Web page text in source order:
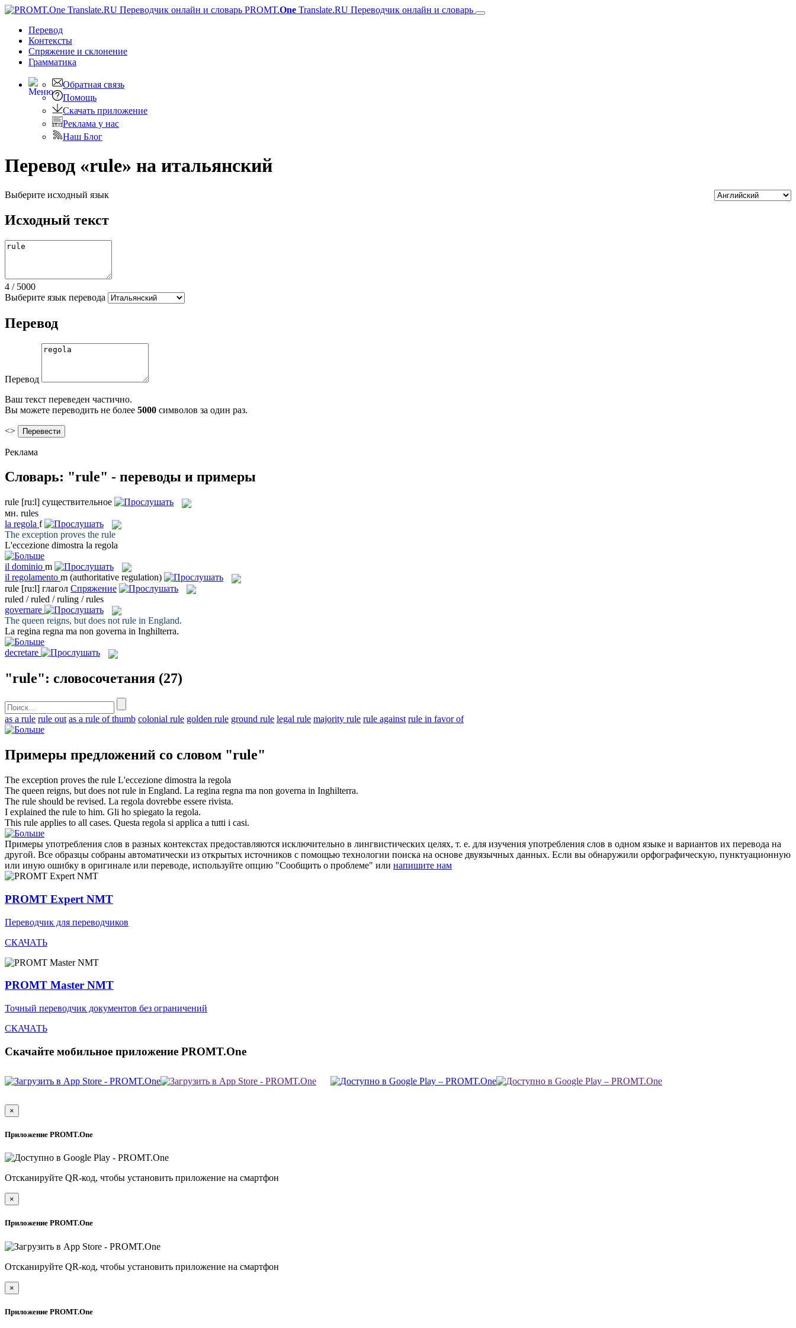
PROMT.One Translate.RU Переводчик онлайн и словарь
Перевод
Контексты
Спряжение и склонение
Грамматика
Обратная связь
Помощь
Скачать приложение
Реклама у нас
Наш Блог
Перевод «rule» на итальянский
Выберите исходный язык
Исходный текст
4 / 5000
Выберите язык перевода
Перевод
Перевод
Ваш текст переведен частично.
Вы можете переводить не более 5000 символов за один раз.
<>
Реклама
Словарь: "rule" - переводы и примеры
rule [ru:l] существительное
мн. rules
la regola f
The exception proves the rule
L'eccezione dimostra la regola
il dominio m
il regolamento m (authoritative regulation)
rule [ru:l] глагол Спряжение
ruled / ruled / ruling / rules
governare
The queen reigns, but does not rule in England.
La regina regna ma non governa in Inghilterra.
decretare
"rule": словосочетания (27)
as a rule rule out as a rule of thumb colonial rule golden rule ground rule legal rule majority rule rule against rule in favor of
Примеры предложений со словом "rule"
The exception proves the rule L'eccezione dimostra la regola
The queen reigns, but does not rule in England. La regina regna ma non governa in Inghilterra.
The rule should be revised. La regola dovrebbe essere rivista.
I explained the rule to him. Gli ho spiegato la regola.
This rule applies to all cases. Questa regola si applica a tutti i casi.
Примеры употребления слов в разных контекстах предоставляются исключительно в лингвистических целях, т. е. для изучения употребления слов в одном языке и вариантов их перевода на
другой. Все образцы собраны автоматически из открытых источников с помощью технологии поиска на основе двуязычных данных. Если вы обнаружили орфографическую, пунктуационную
или иную ошибку в оригинале или переводе, используйте опцию "Сообщить о проблеме" или напишите нам
PROMT Expert NMT
Переводчик для переводчиков
СКАЧАТЬ
PROMT Master NMT
Точный переводчик документов без ограничений
СКАЧАТЬ
Скачайте мобильное приложение PROMT.One
×
Приложение PROMT.One
Отсканируйте QR-код, чтобы установить приложение на смартфон
×
Приложение PROMT.One
Отсканируйте QR-код, чтобы установить приложение на смартфон
×
Приложение PROMT.One